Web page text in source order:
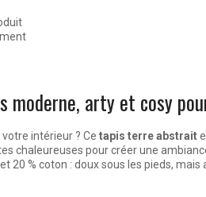
moderne, arty et cosy
intérieur ? Ce tapis terre abstrait
chaleureuses pour créer une
20 % coton : doux sous les pieds,